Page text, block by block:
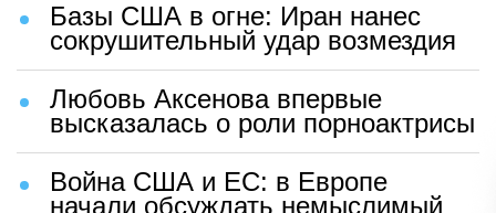
Базы США в огне: Иран нанес
сокрушительный удар возмездия
Любовь Аксенова впервые
высказалась о роли порноактрисы
Война США и ЕС: в Европе
начали обсуждать немыслимый